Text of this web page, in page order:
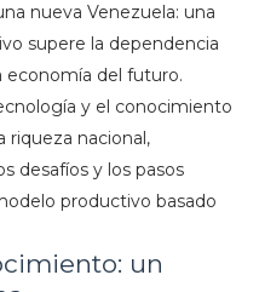
nueva Venezuela: una
supere la dependencia
economía del futuro.
y el conocimiento
riqueza nacional,
desafíos y los pasos
productivo basado
un